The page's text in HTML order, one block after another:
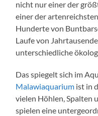
nicht nur einer der
einer der
Hunderte von
Laufe von
unterschiedliche
Das spiegelt sich im
Malawiaquarium ist in
vielen Höhlen, Spalten
spielen eine